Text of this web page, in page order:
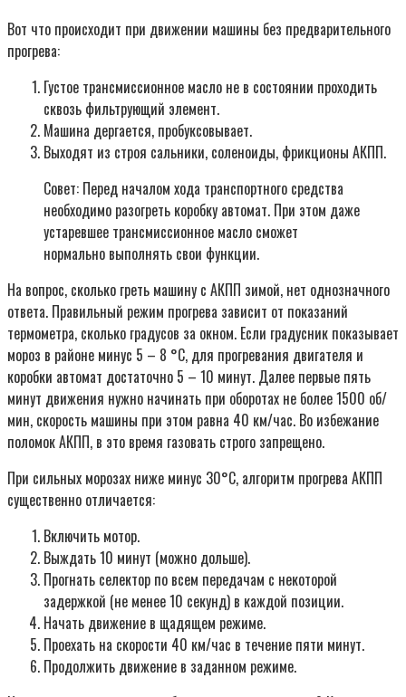
Вот что происходит при движении машины без предварительного
прогрева:
Густое трансмиссионное масло не в состоянии проходить
сквозь фильтрующий элемент.
Машина дергается, пробуксовывает.
Выходят из строя сальники, соленоиды, фрикционы АКПП.
Совет: Перед началом хода транспортного средства
необходимо разогреть коробку автомат. При этом даже
устаревшее трансмиссионное масло сможет
нормально выполнять свои функции.
На вопрос, сколько греть машину с АКПП зимой, нет однозначного
ответа. Правильный режим прогрева зависит от показаний
термометра, сколько градусов за окном. Если градусник показывает
мороз в районе минус 5 – 8 °С, для прогревания двигателя и
коробки автомат достаточно 5 – 10 минут. Далее первые пять
минут движения нужно начинать при оборотах не более 1500 об/
мин, скорость машины при этом равна 40 км/час. Во избежание
поломок АКПП, в это время газовать строго запрещено.
При сильных морозах ниже минус 30°С, алгоритм прогрева АКПП
существенно отличается:
Включить мотор.
Выждать 10 минут (можно дольше).
Прогнать селектор по всем передачам с некоторой
задержкой (не менее 10 секунд) в каждой позиции.
Начать движение в щадящем режиме.
Проехать на скорости 40 км/час в течение пяти минут.
Продолжить движение в заданном режиме.